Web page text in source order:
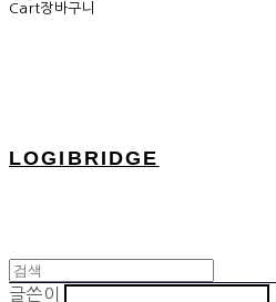
Cart장바구니
LOGIBRIDGE
글쓴이